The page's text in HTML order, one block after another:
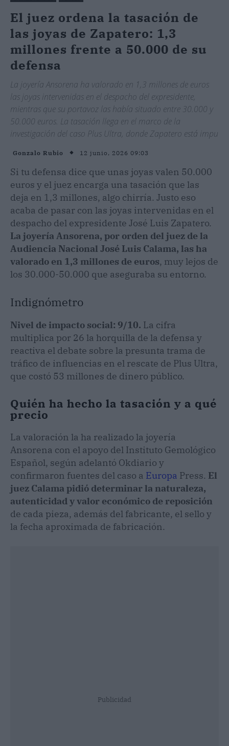
El juez ordena la tasación de
las joyas de Zapatero: 1,3
millones frente a 50.000 de su
defensa
La joyería Ansorena ha valorado en 1,3 millones de euros
las joyas intervenidas en el despacho del expresidente,
mientras que su portavoz las había situado entre 30.000 y
50.000 euros. La tasación llega en el marco de la
investigación del caso Plus Ultra, donde Zapatero está impu
Gonzalo Rubio 12 junio, 2026 09:03
Si tu defensa dice que unas joyas valen 50.000
euros y el juez encarga una tasación que las
deja en 1,3 millones, algo chirría. Justo eso
acaba de pasar con las joyas intervenidas en el
despacho del expresidente José Luis Zapatero.
La joyería Ansorena, por orden del juez de la
Audiencia Nacional José Luis Calama, las ha
valorado en 1,3 millones de euros, muy lejos de
los 30.000-50.000 que aseguraba su entorno.
Indignómetro
Nivel de impacto social: 9/10. La cifra
multiplica por 26 la horquilla de la defensa y
reactiva el debate sobre la presunta trama de
tráfico de influencias en el rescate de Plus Ultra,
que costó 53 millones de dinero público.
Quién ha hecho la tasación y a qué
precio
La valoración la ha realizado la joyería
Ansorena con el apoyo del Instituto Gemológico
Español, según adelantó Okdiario y
confirmaron fuentes del caso a Europa Press. El
juez Calama pidió determinar la naturaleza,
autenticidad y valor económico de reposición
de cada pieza, además del fabricante, el sello y
la fecha aproximada de fabricación.
Publicidad